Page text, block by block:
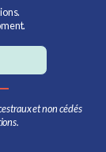
et non cédés